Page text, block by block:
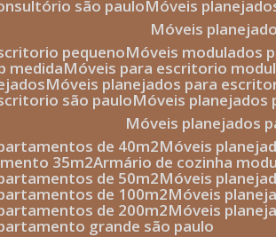
são paulo
móveis
móveis
pequeno
móveis
medida móveis para escritorio
móveis planejados para
são paulo
móveis
móveis
de 40m2
móveis
35m2 armário de cozinha
de 50m2 móveis
de 100m2 móveis
de 200m2 móveis
grande são paulo